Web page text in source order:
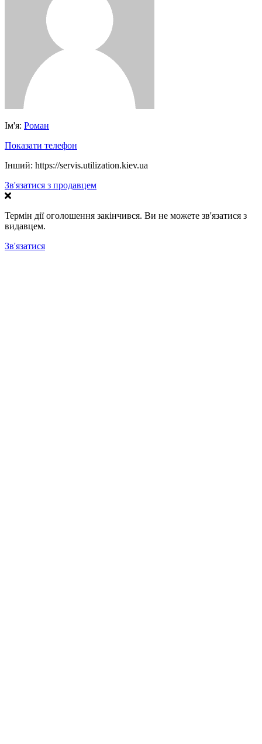
Ім'я: Роман
Показати телефон
Інший: https://servis.utilization.kiev.ua
Зв'язатися з продавцем
Термін дії оголошення закінчився. Ви не можете зв'язатися з
видавцем.
Зв'язатися